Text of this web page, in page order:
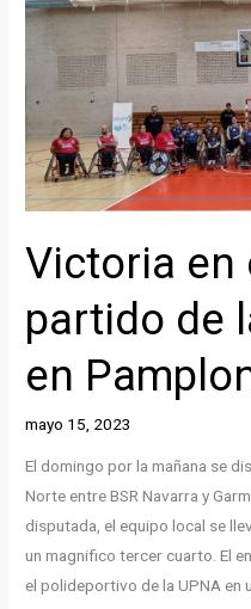
Victoria en
partido de
en
mayo 15, 2023
El domingo por la mañana se
Norte entre BSR Navarra y
disputada, el equipo local se
un magnifico tercer cuarto. El
el polideportivo de la UPNA en